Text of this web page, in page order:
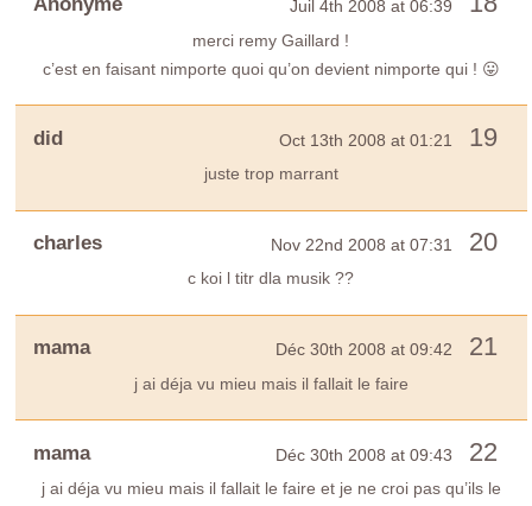
Juil 4th 2008 at 06:39
merci remy Gaillard !
c’est en faisant nimporte quoi qu’on devient nimporte qui ! 😛
did Oct 13th 2008 at 01:21 19
juste trop marrant
charles Nov 22nd 2008 at 07:31 20
c koi l titr dla musik ??
mama Déc 30th 2008 at 09:42 21
j ai déja vu mieu mais il fallait le faire
mama Déc 30th 2008 at 09:43 22
j ai déja vu mieu mais il fallait le faire et je ne croi pas qu’ils le